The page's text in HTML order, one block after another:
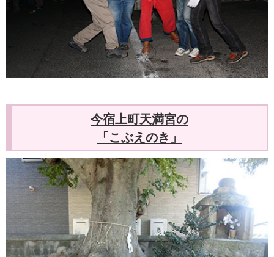
今宿上町天満宮の
「こぶえのき」